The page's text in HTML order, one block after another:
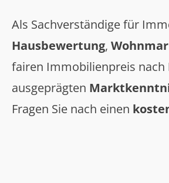
Als Sachverständige für
Hausbewertung,
fairen Immobilienpreis nach
ausgeprägten
Fragen Sie nach einen